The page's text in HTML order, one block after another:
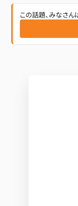
この話題、みなさん